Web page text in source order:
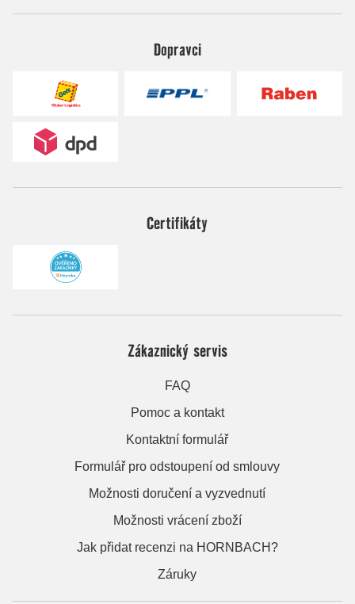
Dopravci
Certifikáty
Zákaznický servis
FAQ
Pomoc a kontakt
Kontaktní formulář
Formulář pro odstoupení od smlouvy
Možnosti doručení a vyzvednutí
Možnosti vrácení zboží
Jak přidat recenzi na HORNBACH?
Záruky